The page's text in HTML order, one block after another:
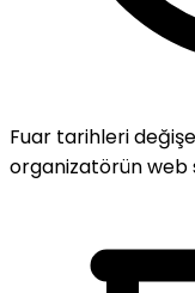
Fuar tarihleri
organizatörün web